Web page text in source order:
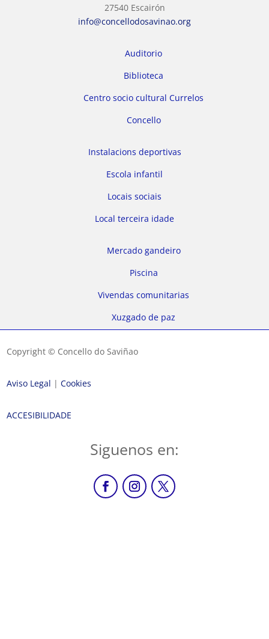
27540 Escairón
info@concellodosavinao.org
Auditorio
Biblioteca
Centro socio cultural Currelos
Concello
Instalacions deportivas
Escola infantil
Locais sociais
Local terceira idade
Mercado gandeiro
Piscina
Vivendas comunitarias
Xuzgado de paz
Copyright © Concello do Saviñao
Aviso Legal |Cookies
ACCESIBILIDADE
Siguenos en: